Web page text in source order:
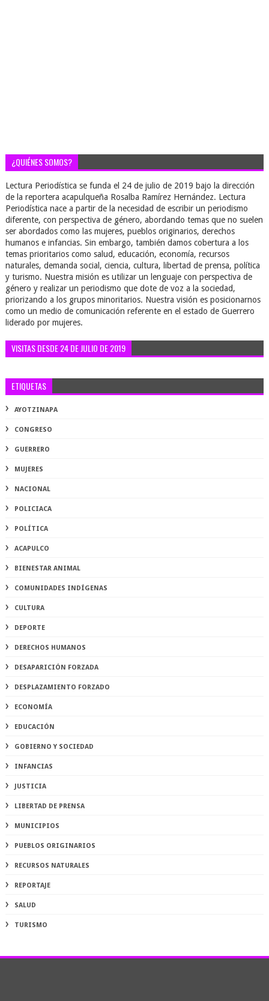
¿QUIÉNES SOMOS?
Lectura Periodística se funda el 24 de julio de 2019 bajo la dirección
de la reportera acapulqueña Rosalba Ramírez Hernández. Lectura
Periodística nace a partir de la necesidad de escribir un periodismo
diferente, con perspectiva de género, abordando temas que no suelen
ser abordados como las mujeres, pueblos originarios, derechos
humanos e infancias. Sin embargo, también damos cobertura a los
temas prioritarios como salud, educación, economía, recursos
naturales, demanda social, ciencia, cultura, libertad de prensa, política
y turismo. Nuestra misión es utilizar un lenguaje con perspectiva de
género y realizar un periodismo que dote de voz a la sociedad,
priorizando a los grupos minoritarios. Nuestra visión es posicionarnos
como un medio de comunicación referente en el estado de Guerrero
liderado por mujeres.
VISITAS DESDE 24 DE JULIO DE 2019
ETIQUETAS
AYOTZINAPA
CONGRESO
GUERRERO
MUJERES
NACIONAL
POLICIACA
POLÍTICA
ACAPULCO
BIENESTAR ANIMAL
COMUNIDADES INDÍGENAS
CULTURA
DEPORTE
DERECHOS HUMANOS
DESAPARICIÓN FORZADA
DESPLAZAMIENTO FORZADO
ECONOMÍA
EDUCACIÓN
GOBIERNO Y SOCIEDAD
INFANCIAS
JUSTICIA
LIBERTAD DE PRENSA
MUNICIPIOS
PUEBLOS ORIGINARIOS
RECURSOS NATURALES
REPORTAJE
SALUD
TURISMO